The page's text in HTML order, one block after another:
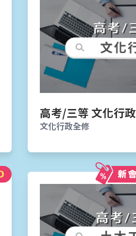
高考/三等 文化行政
文化行政全修